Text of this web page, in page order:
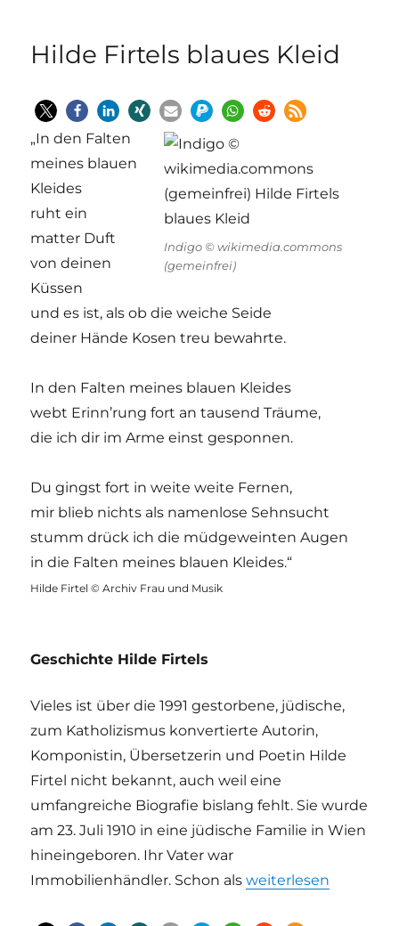
Hilde Firtels blaues Kleid
Indigo © wikimedia.commons
(gemeinfrei)
„In den Falten
meines blauen
Kleides
ruht ein
matter Duft
von deinen
Küssen
und es ist, als ob die weiche Seide
deiner Hände Kosen treu bewahrte.
In den Falten meines blauen Kleides
webt Erinn’rung fort an tausend Träume,
die ich dir im Arme einst gesponnen.
Du gingst fort in weite weite Fernen,
mir blieb nichts als namenlose Sehnsucht
stumm drück ich die müdgeweinten Augen
in die Falten meines blauen Kleides.“
Hilde Firtel © Archiv Frau und Musik
Geschichte Hilde Firtels
Vieles ist über die 1991 gestorbene, jüdische,
zum Katholizismus konvertierte Autorin,
Komponistin, Übersetzerin und Poetin Hilde
Firtel nicht bekannt, auch weil eine
umfangreiche Biografie bislang fehlt. Sie wurde
am 23. Juli 1910 in eine jüdische Familie in Wien
hineingeboren. Ihr Vater war
Immobilienhändler. Schon als„Hilde Firtels blaues
weiterlesen